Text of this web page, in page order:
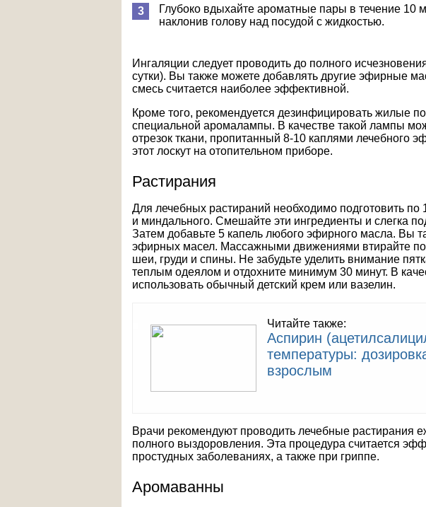
Глубоко вдыхайте ароматные пары в течение 10
наклонив голову над посудой с жидкостью.
Ингаляции следует проводить до полного
сутки). Вы также можете добавлять другие эфирные
смесь считается наиболее эффективной.
Кроме того, рекомендуется дезинфицировать жилые
специальной аромалампы. В качестве такой лампы
отрезок ткани, пропитанный 8-10 каплями лечебного
этот лоскут на отопительном приборе.
Растирания
Для лечебных растираний необходимо подготовить по
и миндального. Смешайте эти ингредиенты и слегка
Затем добавьте 5 капель любого эфирного масла. Вы
эфирных масел. Массажными движениями втирайте
шеи, груди и спины. Не забудьте уделить внимание
теплым одеялом и отдохните минимум 30 минут. В
использовать обычный детский крем или вазелин.
Читайте также:
Аспирин
температуры:
взрослым
Врачи рекомендуют проводить лечебные растирания
полного выздоровления. Эта процедура считается
простудных заболеваниях, а также при гриппе.
Аромаванны